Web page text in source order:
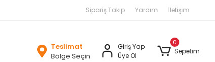
Sipariş Takip Yardım İletişim
Teslimat
Bölge Seçin
Giriş Yap
Üye Ol
0
Sepetim